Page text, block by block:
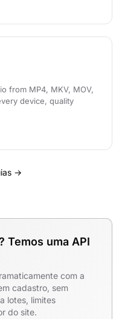
from MP4, MKV, MOV,
device, quality
→
Temos uma API
com a
cadastro, sem
lotes, limites
do site.